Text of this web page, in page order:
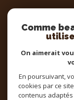
Comme
On aimerait
En poursuivant,
cookies par ce
contenus